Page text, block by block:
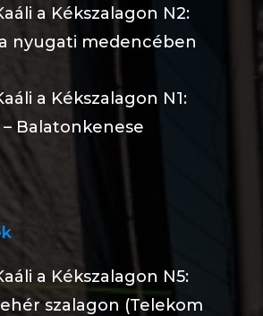
a Kékszalagon N2:
nyugati medencében
a Kékszalagon N1:
Balatonkenese
a Kékszalagon N5:
szalagon (Telekom